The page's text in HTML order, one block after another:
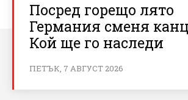
Посред горещо лято
Германия сменя
Кой ще го наследи
ПЕТЪК, 7 АВГУСТ 2026